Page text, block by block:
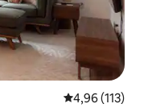
Átlagos
4,96 (113)